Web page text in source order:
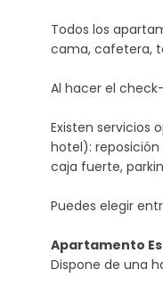
Todos los
cama, cafetera,
Al hacer el
Existen servicios
hotel):
caja fuerte,
Puedes elegir
Apartamento
Dispone de una